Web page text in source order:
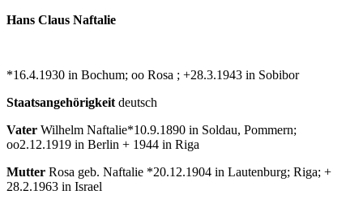
Hans
Hans Claus Naftalie
*16.4.1930 in Bochum; oo Rosa ; +28.3.1943 in Sobibor
Staatsangehörigkeit deutsch
Vater Wilhelm Naftalie*10.9.1890 in Soldau, Pommern;
oo2.12.1919 in Berlin + 1944 in Riga
Mutter Rosa geb. Naftalie *20.12.1904 in Lautenburg; Riga; +
28.2.1963 in Israel